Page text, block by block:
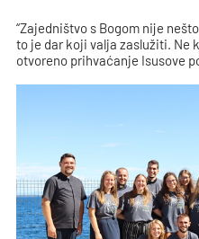
“Zajedništvo s Bogom nije
to je dar koji valja zaslužiti. Ne
otvoreno prihvaćanje Isusove